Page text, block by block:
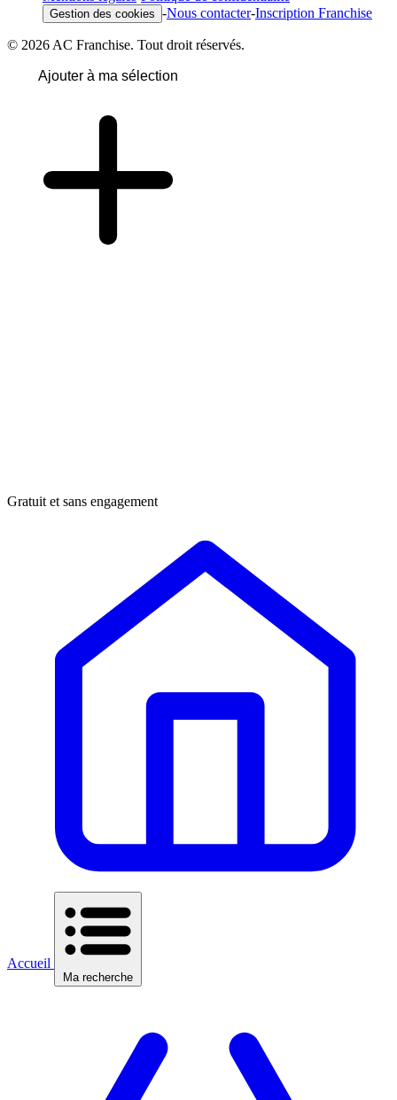
Gestion des cookies -Nous contacter-Inscription Franchise
© 2026 AC Franchise. Tout droit réservés.
Ajouter à ma sélection
Gratuit et sans engagement
Accueil
Ma recherche